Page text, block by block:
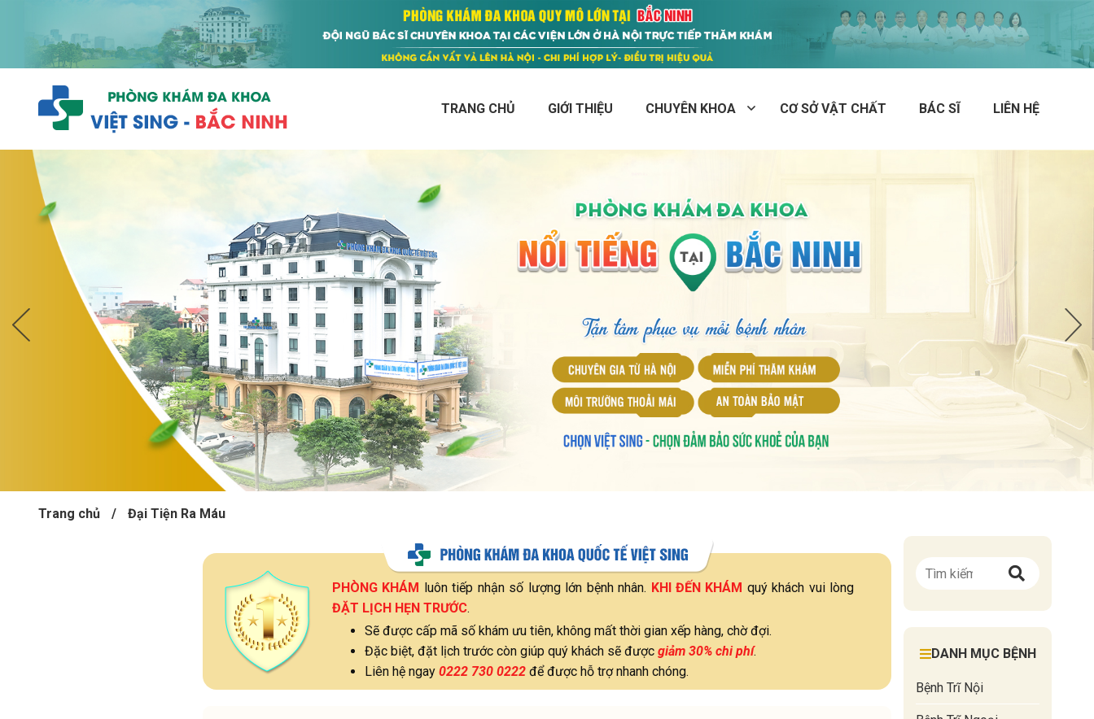
TRANG CHỦ GIỚI THIỆU CHUYÊN KHOA CƠ SỞ VẬT CHẤT BÁC SĨ LIÊN HỆ
Trang chủ / Đại Tiện Ra Máu
PHÒNG KHÁM luôn tiếp nhận số lượng lớn bệnh nhân. KHI ĐẾN KHÁM quý khách vui lòng
ĐẶT LỊCH HẸN TRƯỚC.
Sẽ được cấp mã số khám ưu tiên, không mất thời gian xếp hàng, chờ đợi.
Đặc biệt, đặt lịch trước còn giúp quý khách sẽ được giảm 30% chi phí.
Liên hệ ngay 0222 730 0222để được hỗ trợ nhanh chóng.
DANH MỤC BỆNH
Bệnh Trĩ Nội